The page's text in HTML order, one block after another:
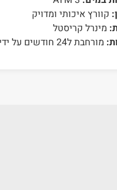
קוורץ איכותי ומדויק
מינרל קריסטל
מורחבת ל24 חודשים על ידי יבואן רשמי